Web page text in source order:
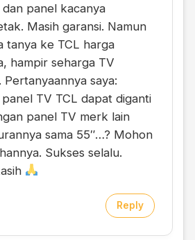
panel kacanya
Masih garansi. Namun
tanya ke TCL harga
hampir seharga TV
Pertanyaannya saya:
panel TV TCL dapat diganti
panel TV merk lain
sama 55″…? Mohon
Sukses selalu.
Reply